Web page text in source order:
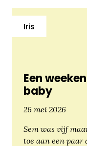
Een
baby
Iris
26 mei 2026
Sem was vijf
toe aan een paar